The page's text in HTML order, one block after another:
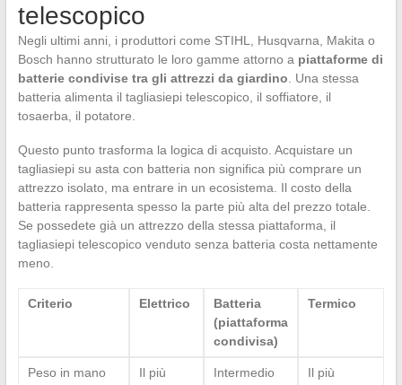
telescopico
Negli ultimi anni, i produttori come STIHL, Husqvarna, Makita o
Bosch hanno strutturato le loro gamme attorno a piattaforme di
batterie condivise tra gli attrezzi da giardino . Una stessa
batteria alimenta il tagliasiepi telescopico, il soffiatore, il
tosaerba, il potatore.
Questo punto trasforma la logica di acquisto. Acquistare un
tagliasiepi su asta con batteria non significa più comprare un
attrezzo isolato, ma entrare in un ecosistema. Il costo della
batteria rappresenta spesso la parte più alta del prezzo totale.
Se possedete già un attrezzo della stessa piattaforma, il
tagliasiepi telescopico venduto senza batteria costa nettamente
meno.
Criterio Elettrico
Batteria
(piattaforma
condivisa)
Termico
Peso in mano
Il più
Intermedio
Il più